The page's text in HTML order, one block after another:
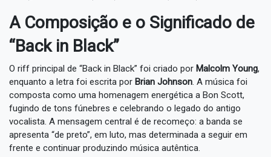
A Composição e o Significado de
“Back in Black”
O riff principal de “Back in Black” foi criado por Malcolm Young,
enquanto a letra foi escrita por Brian Johnson. A música foi
composta como uma homenagem energética a Bon Scott,
fugindo de tons fúnebres e celebrando o legado do antigo
vocalista. A mensagem central é de recomeço: a banda se
apresenta “de preto”, em luto, mas determinada a seguir em
frente e continuar produzindo música autêntica.